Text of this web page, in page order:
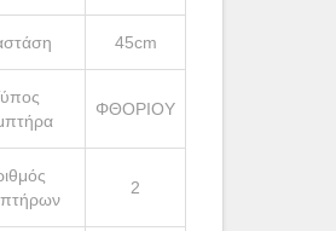
45cm
ΦΘΟΡΙΟΥ
2